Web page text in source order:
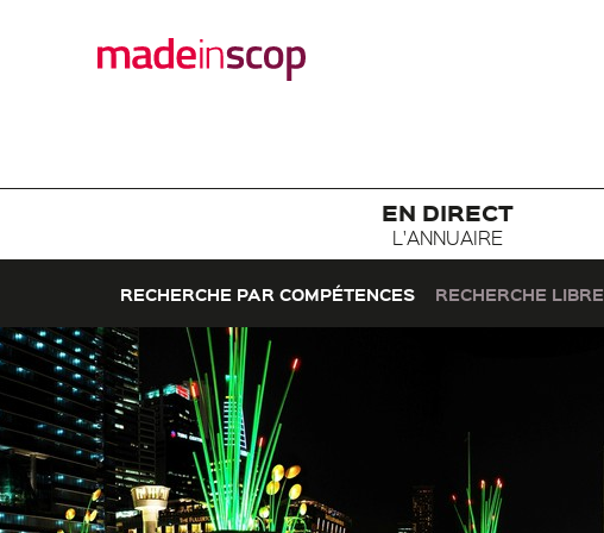
EN DIRECT
L'ANNUAIRE
RECHERCHE PAR COMPÉTENCES RECHERCHE LIBRE